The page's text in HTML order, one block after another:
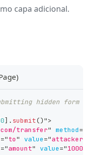
capa adicional.
hidden form
0] . submit()">
transfer" method=
="to" value="attacker-
="amount" value="10000